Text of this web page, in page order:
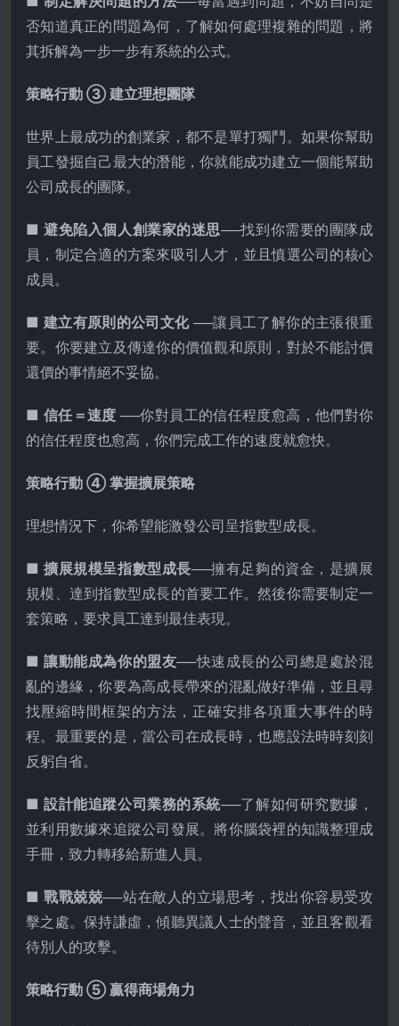
否知道真正的問題為何，了解如何處理複雜的問題，將
其拆解為一步一步有系統的公式。
策略行動 ③ 建立理想團隊
世界上最成功的創業家，都不是單打獨鬥。如果你幫助
員工發掘自己最大的潛能，你就能成功建立一個能幫助
公司成長的團隊。
■ 避免陷入個人創業家的迷思──找到你需要的團隊成
員，制定合適的方案來吸引人才，並且慎選公司的核心
成員。
■ 建立有原則的公司文化──讓員工了解你的主張很重
要。你要建立及傳達你的價值觀和原則，對於不能討價
還價的事情絕不妥協。
■ 信任＝速度 ──你對員工的信任程度愈高，他們對你
的信任程度也愈高，你們完成工作的速度就愈快。
策略行動 ④ 掌握擴展策略
理想情況下，你希望能激發公司呈指數型成長。
■ 擴展規模呈指數型成長──擁有足夠的資金，是擴展
規模、達到指數型成長的首要工作。然後你需要制定一
套策略，要求員工達到最佳表現。
■ 讓動能成為你的盟友──快速成長的公司總是處於混
亂的邊緣，你要為高成長帶來的混亂做好準備，並且尋
找壓縮時間框架的方法，正確安排各項重大事件的時
程。最重要的是，當公司在成長時，也應設法時時刻刻
反躬自省。
■ 設計能追蹤公司業務的系統──了解如何研究數據，
並利用數據來追蹤公司發展。將你腦袋裡的知識整理成
手冊，致力轉移給新進人員。
■ 戰戰兢兢──站在敵人的立場思考，找出你容易受攻
擊之處。保持謙虛，傾聽異議人士的聲音，並且客觀看
待別人的攻擊。
策略行動 ⑤ 贏得商場角力